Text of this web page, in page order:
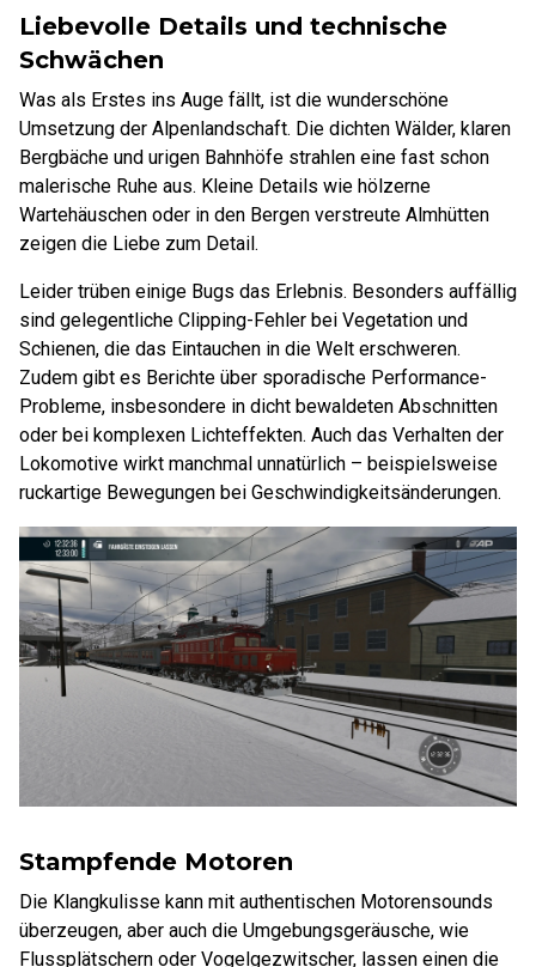
Liebevolle Details und technische
Schwächen
Was als Erstes ins Auge fällt, ist die wunderschöne
Umsetzung der Alpenlandschaft. Die dichten Wälder, klaren
Bergbäche und urigen Bahnhöfe strahlen eine fast schon
malerische Ruhe aus. Kleine Details wie hölzerne
Wartehäuschen oder in den Bergen verstreute Almhütten
zeigen die Liebe zum Detail.
Leider trüben einige Bugs das Erlebnis. Besonders auffällig
sind gelegentliche Clipping-Fehler bei Vegetation und
Schienen, die das Eintauchen in die Welt erschweren.
Zudem gibt es Berichte über sporadische Performance-
Probleme, insbesondere in dicht bewaldeten Abschnitten
oder bei komplexen Lichteffekten. Auch das Verhalten der
Lokomotive wirkt manchmal unnatürlich – beispielsweise
ruckartige Bewegungen bei Geschwindigkeitsänderungen.
Stampfende Motoren
Die Klangkulisse kann mit authentischen Motorensounds
überzeugen, aber auch die Umgebungsgeräusche, wie
Flussplätschern oder Vogelgezwitscher, lassen einen die